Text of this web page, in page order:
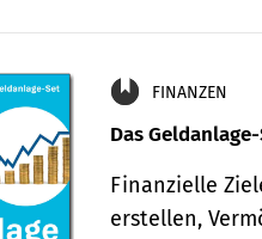
FINANZEN
Das
Finanzielle
erstellen,